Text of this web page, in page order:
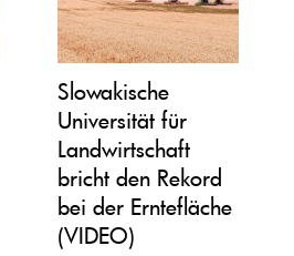
Slowakische
Universität für
Landwirtschaft
bricht den Rekord
bei der Erntefläche
(VIDEO)